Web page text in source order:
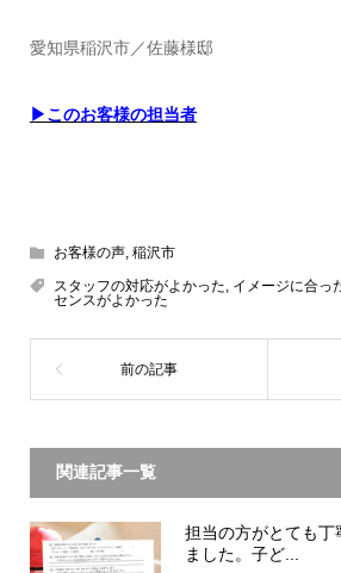
愛知県稲沢市／佐藤様邸
▶このお客様の担当者
お客様の声, 稲沢市
スタッフの対応がよかった, イメージに合っ
センスがよかった
関連記事一覧
担当の方がとても
ました。子ど...